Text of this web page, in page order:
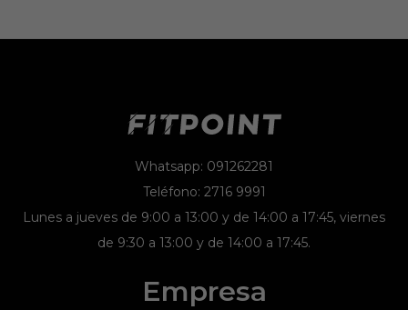
Whatsapp: 091262281
Teléfono: 2716 9991
Lunes a jueves de 9:00 a 13:00 y de 14:00 a 17:45, viernes
de 9:30 a 13:00 y de 14:00 a 17:45.
Empresa